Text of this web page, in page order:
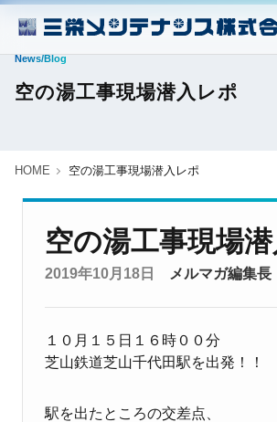
News/Blog
空の湯工事現場潜入レポ
HOME 空の湯工事現場潜入レポ
空の湯工事現場
2019年10月18日 メルマガ編集長
１０月１５日１６時００分
芝山鉄道芝山千代田駅を出発！！
駅を出たところの交差点、